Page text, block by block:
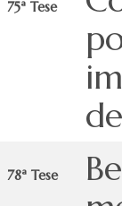
75ª Tese
78ª Tese